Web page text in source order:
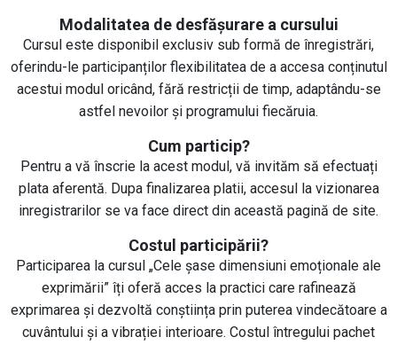
Modalitatea de desfășurare a cursului
Cursul este disponibil exclusiv sub formă de înregistrări,
oferindu-le participanților flexibilitatea de a accesa conținutul
acestui modul oricând, fără restricții de timp, adaptându-se
astfel nevoilor și programului fiecăruia.
Cum particip?
Pentru a vă înscrie la acest modul, vă invităm să efectuați
plata aferentă. Dupa finalizarea platii, accesul la vizionarea
inregistrarilor se va face direct din această pagină de site.
Costul participării?
Participarea la cursul „Cele șase dimensiuni emoționale ale
exprimării” îți oferă acces la practici care rafinează
exprimarea și dezvoltă conștiința prin puterea vindecătoare a
cuvântului și a vibrației interioare. Costul întregului pachet